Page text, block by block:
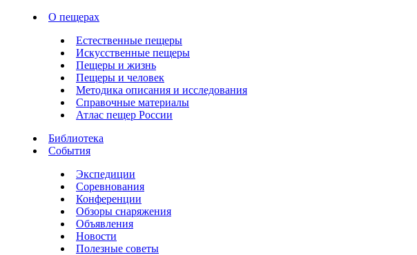
О пещерах
Естественные пещеры
Искусственные пещеры
Пещеры и жизнь
Пещеры и человек
Методика описания и исследования
Справочные материалы
Атлас пещер России
Библиотека
События
Экспедиции
Соревнования
Конференции
Обзоры снаряжения
Объявления
Новости
Полезные советы